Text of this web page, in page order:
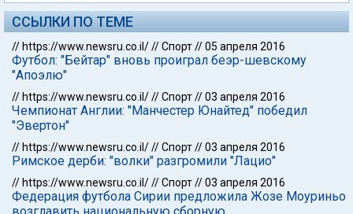
ССЫЛКИ ПО ТЕМЕ
// https://www.newsru.co.il///Спорт//05 апреля 2016
Футбол: "Бейтар" вновь проиграл беэр-шевскому
"Апоэлю"
// https://www.newsru.co.il///Спорт//03 апреля 2016
Чемпионат Англии: "Манчестер Юнайтед" победил
"Эвертон"
// https://www.newsru.co.il///Спорт//03 апреля 2016
Римское дерби: "волки" разгромили "Лацио"
// https://www.newsru.co.il///Спорт//03 апреля 2016
Федерация футбола Сирии предложила Жозе Моуриньо